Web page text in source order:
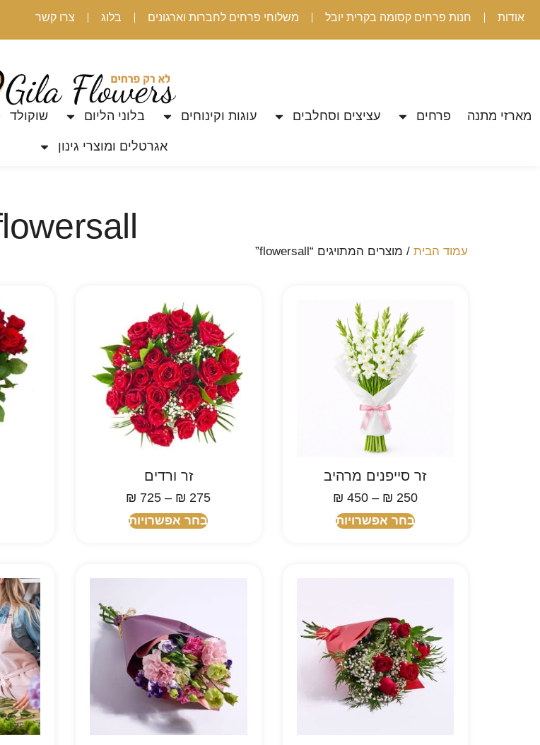
אודות חנות פרחים קסומה בקרית יובל משלוחי פרחים לחברות וארגונים בלוג צרו קשר
מארזי מתנה פרחים עציצים וסחלבים עוגות וקינוחים בלוני הליום שוקולד
אגרטלים ומוצרי גינון
עמוד הבית / מוצרים המתויגים “flowersall”
זר סייפנים מרהיב
₪ 250
–
₪ 450
בחר אפשרויות
זר ורדים
₪ 275
–
₪ 725
בחר אפשרויות